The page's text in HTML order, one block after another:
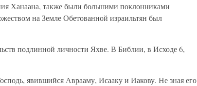
Ханаана, также были большими поклонниками
на Земле Обетованной израильтян был
подлинной личности Яхве. В Библии, в Исходе 6,
явившийся Аврааму, Исааку и Иакову. Не зная его